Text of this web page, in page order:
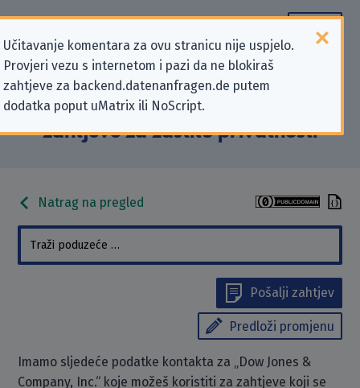
Učitavanje komentara za ovu stranicu nije uspjelo.
Provjeri vezu s internetom i pazi da ne blokiraš
zahtjeve za backend.datenanfragen.de putem
dodatka poput uMatrix ili NoScript.
Podaci kontakta „Dow Jones &
Company, Inc.” koji se odnose na
zahtjeve za zaštitu privatnosti
Natrag na pregled
Pošalji zahtjev
Predloži promjenu
Imamo sljedeće podatke kontakta za „Dow Jones &
Company, Inc.“ koje možeš koristiti za zahtjeve koji se